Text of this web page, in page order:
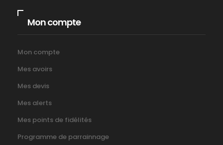
Mon compte
Mon compte
Mes avoirs
Mes devis
Mes alerts
Mes points de fidélités
Programme de parrainnage